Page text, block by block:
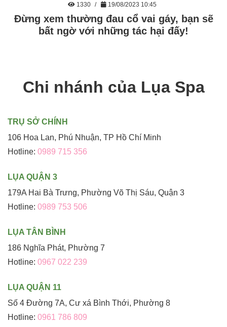
1330 19/08/2023 10:45
Đừng xem thường đau cổ vai gáy, bạn sẽ
bất ngờ với những tác hại đấy!
Chi nhánh của Lụa Spa
TRỤ SỞ CHÍNH
106 Hoa Lan, Phú Nhuận, TP Hồ Chí Minh
Hotline: 0989 715 356
LỤA QUẬN 3
179A Hai Bà Trưng, Phường Võ Thị Sáu, Quận 3
Hotline: 0989 753 506
LỤA TÂN BÌNH
186 Nghĩa Phát, Phường 7
Hotline: 0967 022 239
LỤA QUẬN 11
Số 4 Đường 7A, Cư xá Bình Thới, Phường 8
Hotline: 0961 786 809